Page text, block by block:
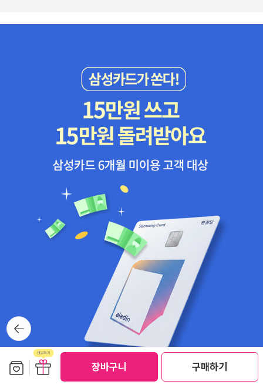
장바구니 구매하기
있으면서, 너무 자극적이거나 무서운 악당이 나오지 않고, 성역할
고정관념이 덜한 것이 좋다. 기존에 페파피그, 옥토넛, 알파블럭
스를 보여주고 있었는데 포 패트롤에 빠진 후로는 거의 이것만 보
는 중. 일단 강아지들이 너무 귀엽고, 바닷가 농장마을을 배경으
로 소소하고 다양한 구조활동이 재미있게 펼쳐지며, 악당조차 귀
토넛이나 포패트롤이나 캡틴은 남자고 남자 비중이 높음. 뭘 봐도
대체로 그렇기에 아쉬운 점. <Biscuit takes a walk>도 애들 읽
어주려고 산 책. 강아지가 나와서 고름 ㅋ <무무씨의 달그네>와
<안녕, 외계인!>은 지난 그림책 페이퍼에 썼던 작품들이다. <수
상한 아저씨의 뚝딱 목공소>는 중고로 구입했는데 3~5세 용으
로 괜찮음. 6세 첫째는 좀 시시해하는 듯. <꽁꽁꽁 아이스크림>
은 이 꽁꽁꽁 시리즈가 궁금해서 한권 사봤는데, 재미있었다. 여
러가지 아이스크림 종류가 등장해서 아이스크림 좋아하는 아이
들이라면 재미있게 들여다 볼 듯! <Paw Patrol Phonies Box s
et>는 애들이 포패트롤을 너무 좋아하므로 사봤다.. 싸기도 하
고. 하지만 저렴이는 이유가 있는 듯. 한권 한권이 엄청 얇고, 그
림이 영상처럼 예쁘지 않고 어설프고, 비슷한 그림이 이 책 저 책
에 똑같이 실려있다. 내셔널 지오그래픽의 <Hello, penguin>을
된 자기를 처음으로 마주하면 충격받고 막 울기도 하지요. (...) 표
나하고 무슨 상관이 있으리'라는 상태는 진짜 아픈 상태예요. 한
국 사회가 타인의 고통에 공감하는 능력이 자꾸 떨어지는 이유가
여기 있어요. 내가 막혀 있으니까요. 주변과 감응하려면 먼저 자
기 자신과 감응해야 해요. 자신의 현재를 이해하고 적절한 언어로
표현할 줄 알아야 해요. 나를 표현하지 못하면 타인과 연대할 수
없고, 연대할 수 없으면 열린 공동체 안으로 들어갈 수 없어요. -
단 찾아오면 온몸으로 겪을 수밖에 없어요. 다만 그 끝에서 인식
의 전환이 일어나면 고통에 지지 않을 수 있어요. 고통이 자신의
삶 속에서 어떤 의미를 지니는지 깨닫는 인식의 전환이요 행복과
즐거움도 물론 소중해요. 하지만 나와 타자에 대해 간절하게 생각
하게 만드는 건 반대의 감정이에요. 삶의 우선순위를 통렬하게 고
민하게 하지요. 부정적 사건이 벌어지면 생각해요. ‘아, 삶의 우선
순위를 고민하라는 뜻이구나. 지금 나에게 가장 중요한 게 무엇이
지? 그럼에도 불구하고 지키고 싶은 게 뭐지?‘라고요. - P162고
정순 작가님의 그림책 중에는 <무무씨의 달그네>를 읽었다. 무
무씨는 달로 여행을 가는 사람, 아니 동물들이 여행을 떠나기 전
에 구두를 닦으러 찾아오면, 그들의 구두를 정성스레 닦아주고 달
로 떠나는 소회를 듣는다. 어떤 이는 '이곳이 지겨워서' 달로 떠난
뒤로가
기